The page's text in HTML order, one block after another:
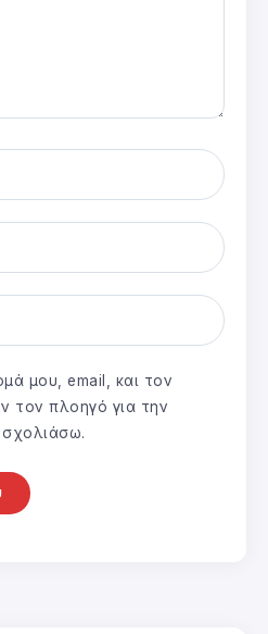
μου, email, και τον
τον πλοηγό για την